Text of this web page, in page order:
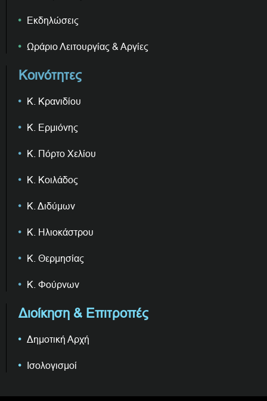
Εκδηλώσεις
Ωράριο Λειτουργίας & Αργίες
Κοινότητες
Κ. Κρανιδίου
Κ. Ερμιόνης
Κ. Πόρτο Χελίου
Κ. Κοιλάδος
Κ. Διδύμων
Κ. Ηλιοκάστρου
Κ. Θερμησίας
Κ. Φούρνων
Διοίκηση & Επιτροπές
Δημοτική Αρχή
Ισολογισμοί